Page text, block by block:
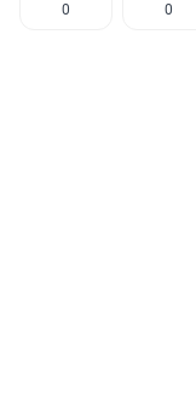
0 0